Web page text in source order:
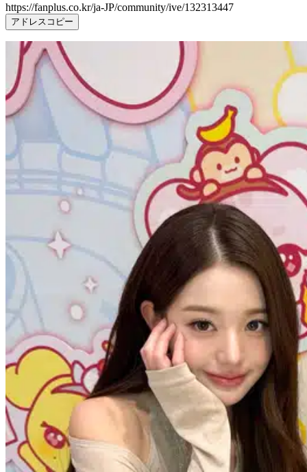
https://fanplus.co.kr/ja-JP/community/ive/132313447
アドレスコピー